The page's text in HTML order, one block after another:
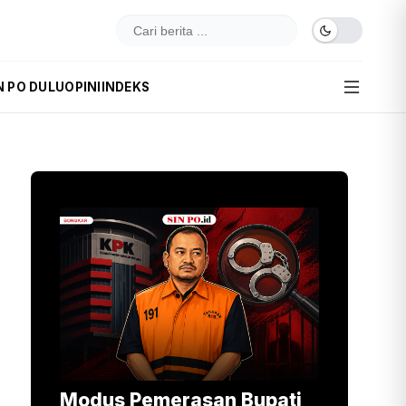
PO DULUOPINI INDEKS
Modus Pemerasan Bupati